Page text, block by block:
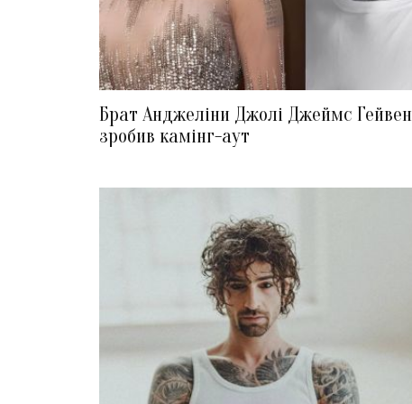
Брат Анджеліни Джолі Джеймс Гейвен
зробив камінг-аут